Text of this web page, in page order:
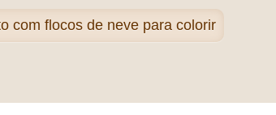
com flocos de neve para colorir